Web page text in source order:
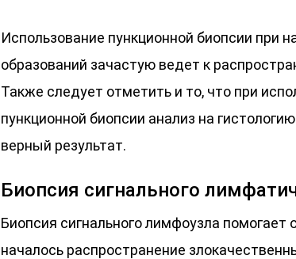
Использование пункционной биопсии при
образований зачастую ведет к
Также следует отметить и то, что при
пункционной биопсии анализ на
верный результат.
Биопсия сигнального
Биопсия сигнального лимфоузла помогает
началось распространение